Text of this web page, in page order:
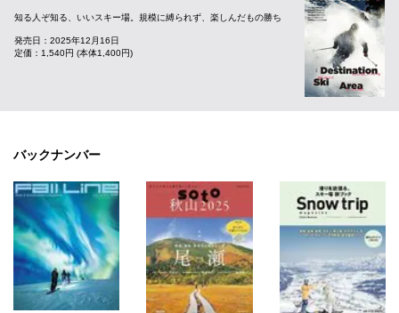
知る人ぞ知る、いいスキー場。規模に縛られず、楽しんだもの勝ち
発売日：2025年12月16日
定価：1,540円 (本体1,400円)
バックナンバー